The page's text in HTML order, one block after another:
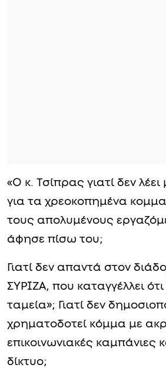
«Ο κ. Τσίπρας γιατί δεν
για τα χρεοκοπημένα
τους απολυμένους
άφησε πίσω του;
Γιατί δεν απαντά στον
ΣΥΡΙΖΑ, που καταγγέλλει
ταμεία»; Γιατί δεν
χρηματοδοτεί κόμμα με
επικοινωνιακές καμπάνιες
δίκτυο;